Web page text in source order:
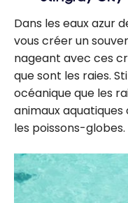
Dans les eaux azur
vous créer un
nageant avec ces
que sont les raies.
océanique que les
animaux
les poissons-globes.